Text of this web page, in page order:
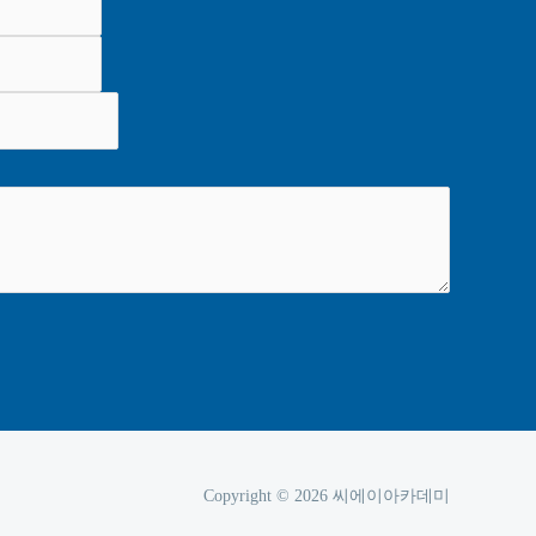
Copyright © 2026 씨에이아카데미